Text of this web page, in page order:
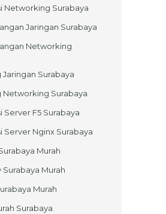
Networking Surabaya
Jaringan Surabaya
Networking
Jaringan Surabaya
Networking Surabaya
Server F5 Surabaya
Server Nginx Surabaya
Murah
Murah
Murah
Surabaya